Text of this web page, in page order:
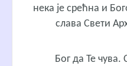
нека је срећна и
слава Свети
Бог да Те